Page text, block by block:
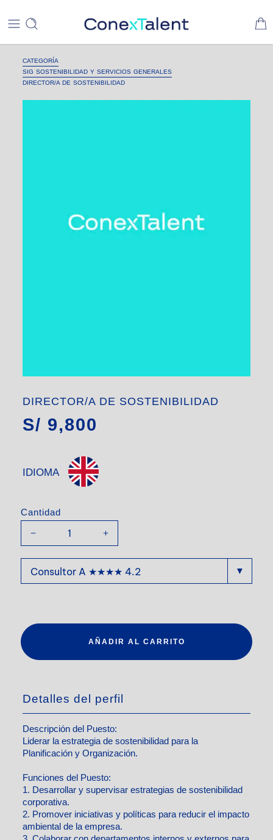
CATEGORÍA
SIG SOSTENIBILIDAD Y SERVICIOS GENERALES
DIRECTOR/A DE SOSTENIBILIDAD
DIRECTOR/A DE SOSTENIBILIDAD
S/ 9,800
IDIOMA
Cantidad
AÑADIR AL CARRITO
Detalles del perfil
Descripción del Puesto:
Liderar la estrategia de sostenibilidad para la
Planificación y Organización.
Funciones del Puesto:
1. Desarrollar y supervisar estrategias de sostenibilidad
corporativa.
2. Promover iniciativas y políticas para reducir el impacto
ambiental de la empresa.